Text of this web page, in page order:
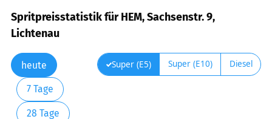
Spritpreisstatistik für HEM, Sachsenstr. 9,
Lichtenau
heute
7 Tage
28 Tage
Super (E5) Super (E10) Diesel